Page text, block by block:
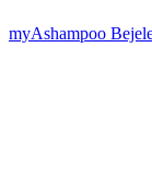
myAshampoo